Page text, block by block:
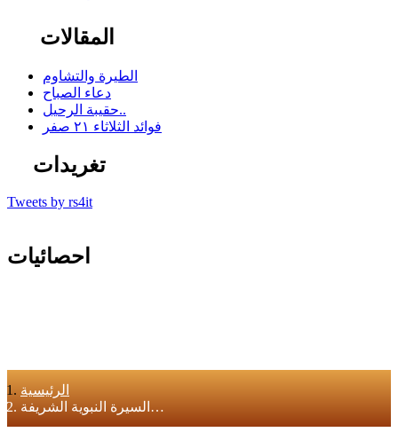
المقالات
الطيرة والتشاوم
دعاء الصباح
حقيبة الرحيل..
فوائد الثلاثاء ٢١ صفر
تغريدات
Tweets by rs4it
احصائيات
الرئيسية
السيرة النبوية الشريفة…